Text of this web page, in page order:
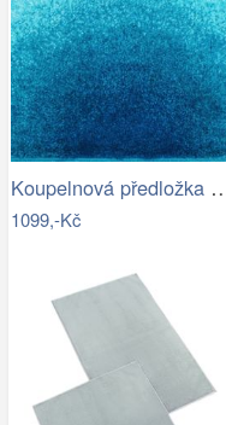
Koupelnová
1099,-Kč